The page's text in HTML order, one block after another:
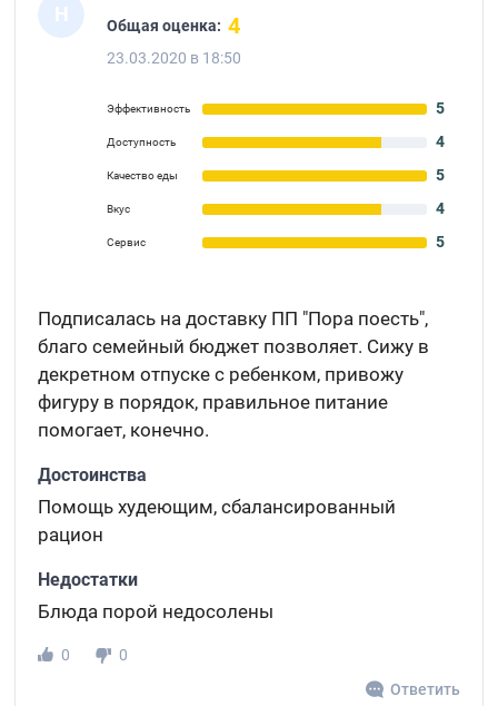
Н Общая оценка: 4
23.03.2020 в 18:50
Эффективность 5
Доступность 4
Качество еды 5
Вкус 4
Сервис 5
Подписалась на доставку ПП "Пора поесть",
благо семейный бюджет позволяет. Сижу в
декретном отпуске с ребенком, привожу
фигуру в порядок, правильное питание
помогает, конечно.
Достоинства
Помощь худеющим, сбалансированный
рацион
Недостатки
Блюда порой недосолены
0
0
Ответить